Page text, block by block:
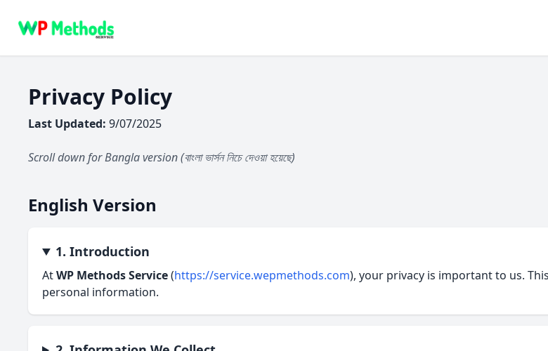
Privacy Policy
Last Updated: 9/07/2025
Scroll down for Bangla version (বাংলা ভার্সন নিচে দেওয়া হয়েছে)
English Version
1. Introduction
AtWP Methods Service(https://service.wepmethods.com), your privacy is important to us.
personal information.